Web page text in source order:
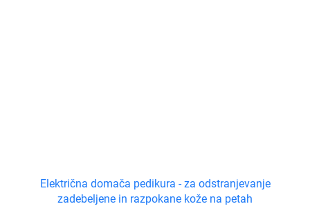
Električna domača pedikura - za odstranjevanje
zadebeljene in razpokane kože na petah